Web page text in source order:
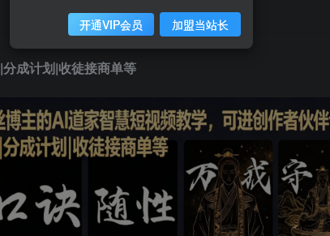
成计划|收徒接商单等
开通VIP会员 加盟当站长